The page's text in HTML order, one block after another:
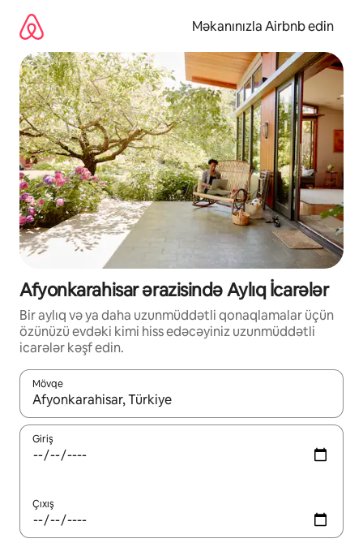
Məkanınızla Airbnb edin
Afyonkarahisar ərazisində Aylıq İcarələr
Bir aylıq və ya daha uzunmüddətli qonaqlamalar üçün
özünüzü evdəki kimi hiss edəcəyiniz uzunmüddətli
icarələr kəşf edin.
Mövqe
Nəticələr varsa, yuxarı və aşağı ox düymələri ilə naviqasiya
Giriş
Çıxış